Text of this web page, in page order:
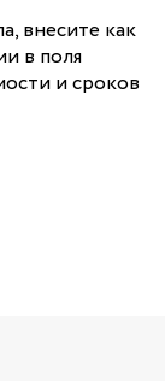
внесите как
в поля
и сроков